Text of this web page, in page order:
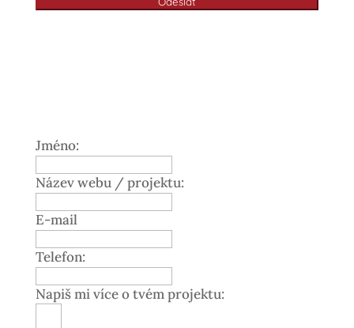
Jméno:
Název webu / projektu:
E-mail
Telefon:
Napiš mi více o tvém projektu: